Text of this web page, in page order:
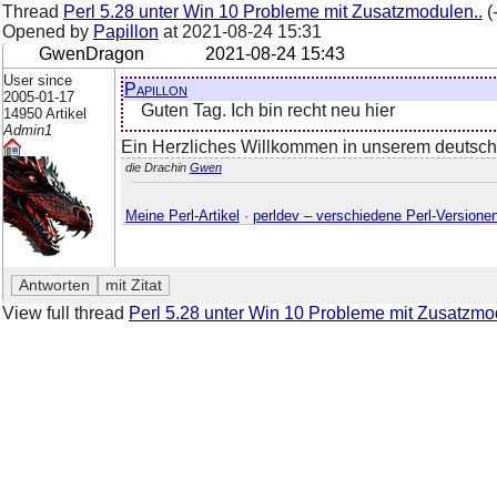
Thread Perl 5.28 unter Win 10 Probleme mit Zusatzmodulen..
Opened by Papillon at 2021-08-24 15:31
GwenDragon
2021-08-24 15:43
User since
2005-01-17
14950 Artikel
Admin1
Papillon
Guten Tag. Ich bin recht neu hier
Ein Herzliches Willkommen in unserem
die Drachin Gwen
Meine Perl-Artikel · perldev – verschiedene Perl-
View full thread Perl 5.28 unter Win 10 Probleme mit